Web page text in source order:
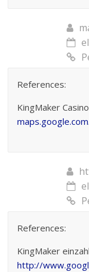
References:
KingMaker
References:
KingMaker
http://